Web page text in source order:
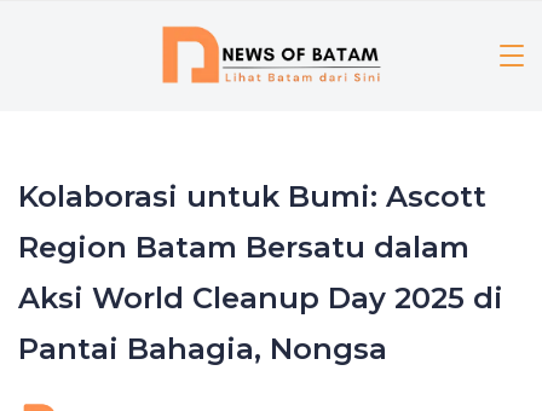
Kolaborasi untuk Bumi: Ascott
Region Batam Bersatu dalam
Aksi World Cleanup Day 2025 di
Pantai Bahagia, Nongsa